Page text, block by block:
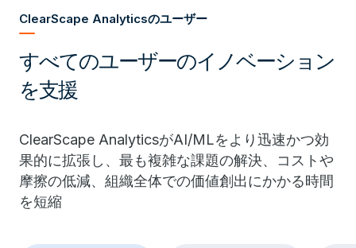
ClearScape Analyticsのユーザー
すべてのユーザーのイノベーション
を支援
ClearScape AnalyticsがAI/MLをより迅速かつ効
果的に拡張し、最も複雑な課題の解決、コストや
摩擦の低減、組織全体での価値創出にかかる時間
を短縮